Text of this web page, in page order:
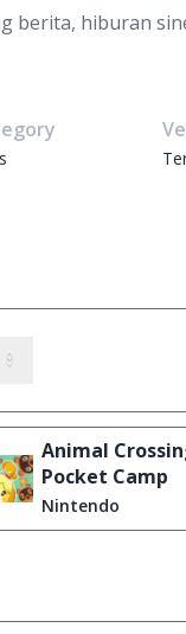
berita, hiburan
Animal
Pocket Camp
Nintendo